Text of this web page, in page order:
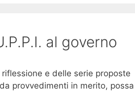
al governo
e delle serie proposte
provvedimenti in merito, possa